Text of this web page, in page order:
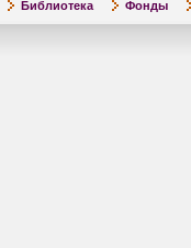
Библиотека Фонды